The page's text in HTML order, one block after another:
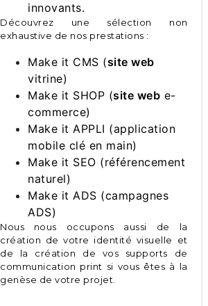
innovants.
Découvrez une sélection non
exhaustive de nos prestations :
Make it CMS (site web
vitrine)
Make it SHOP (site web e-
commerce)
Make it APPLI (application
mobile clé en main)
Make it SEO (référencement
naturel)
Make it ADS (campagnes
ADS)
Nous nous occupons aussi de la
création de votre identité visuelle et
de la création de vos supports de
communication print si vous êtes à la
genèse de votre projet.